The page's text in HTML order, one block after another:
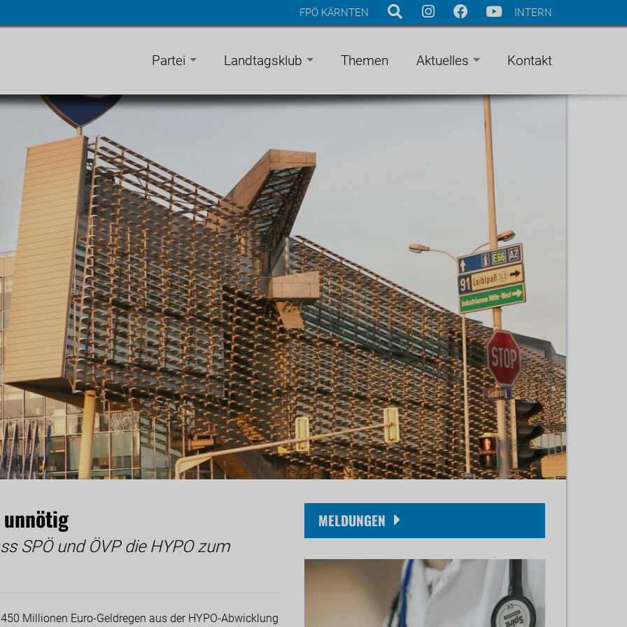
INTERN
FPÖ KÄRNTEN
Partei Landtagsklub Themen Aktuelles Kontakt
unnötig
SPÖ und ÖVP die HYPO zum
Millionen Euro-Geldregen aus der HYPO-Abwicklung
MELDUNGEN